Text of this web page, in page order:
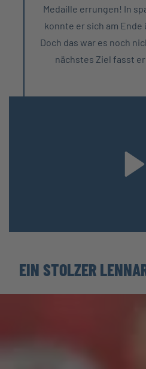
Medaille errungen! In
konnte er sich am
Doch das war es noch
nächstes Ziel fasst er
EIN STOLZER